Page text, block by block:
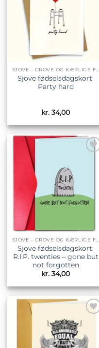
SJOVE - GROVE OG KÆRLIGE FØDSELSDAGSKORT
Sjove fødselsdagskort:
Party hard
kr. 34,00
SJOVE - GROVE OG KÆRLIGE FØDSELSDAGSKORT
Sjove fødselsdagskort:
R.I.P. twenties – gone but
not forgotten
kr. 34,00
Tilføj til
ønskeliste